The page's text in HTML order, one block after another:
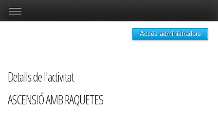
Accés administradors
Detalls de l'activitat
ASCENSIÓ AMB RAQUETES